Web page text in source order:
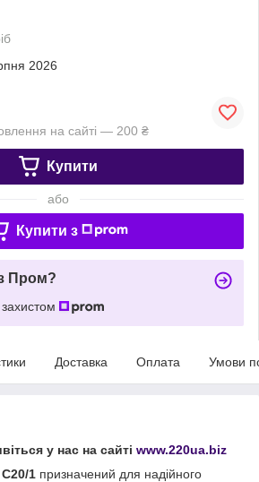
2026
на сайті — 200 ₴
Купити
або
Купити з
Пром?
Доставка Оплата Умови
у нас на сайті www.220ua.biz
1 призначений для надійного